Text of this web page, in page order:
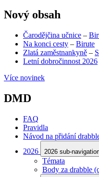
Nový obsah
Čarodějčina učnice –
Na konci cesty – Birute
Zlatá zaměstnankyně –
Letní dobročinnost 2026
Více novinek
DMD
FAQ
Pravidla
Návod na přidání
2026
2026 sub-
Témata
Body za drabble